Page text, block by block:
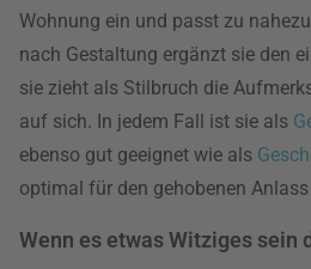
Wohnung ein und passt zu
nach Gestaltung ergänzt sie den
sie zieht als Stilbruch die
auf sich. In jedem Fall ist sie als
ebenso gut geeignet wie als
optimal für den gehobenen
Wenn es etwas Witziges sein